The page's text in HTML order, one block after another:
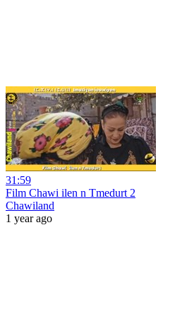
31:59
Film Chawi ilen n Tmedurt 2
Chawiland
1 year ago